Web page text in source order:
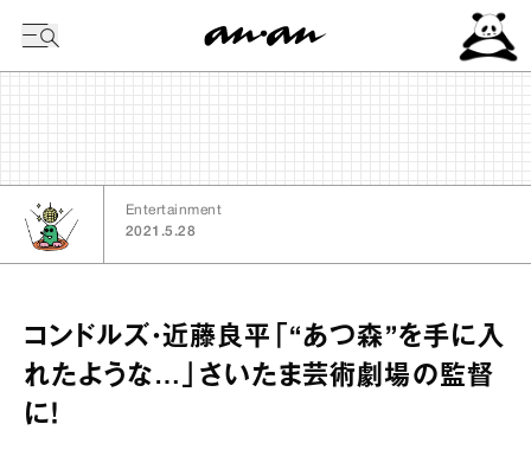
Entertainment
2021.5.28
コンドルズ・近藤良平「“あつ森”を手に入
れたような…」さいたま芸術劇場の監督
に！